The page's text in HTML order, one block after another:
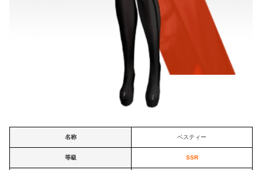
名称 ベスティー
等級 SSR